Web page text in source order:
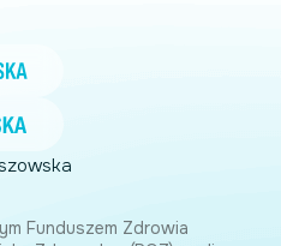
Funduszem Zdrowia